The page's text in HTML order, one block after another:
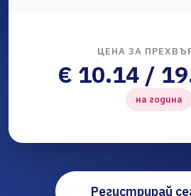
ЦЕНА ЗА
€ 10.14 /
на година
Регистрирай